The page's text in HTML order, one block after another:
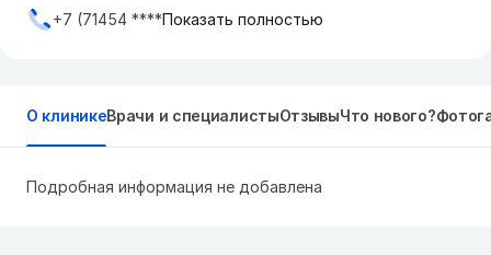
+7 (71454 ****Показать полностью
О клиникеВрачи и специалистыОтзывыЧто нового?
Подробная информация не добавлена